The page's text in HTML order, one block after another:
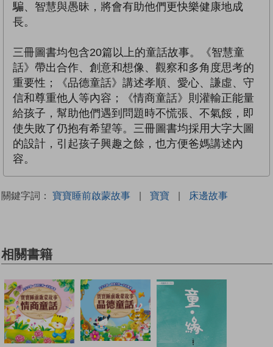
騙、智慧與愚昧，將會有助他們更快樂健康地成
長。
三冊圖書均包含20篇以上的童話故事。《智慧童
話》帶出合作、創意和想像、觀察和多角度思考的
重要性；《品德童話》講述孝順、愛心、謙虛、守
信和尊重他人等內容；《情商童話》則灌輸正能量
給孩子，幫助他們遇到問題時不慌張、不氣餒，即
使失敗了仍抱有希望等。三冊圖書均採用大字大圖
的設計，引起孩子興趣之餘，也方便爸媽講述內
容。
關鍵字詞： 寶寶睡前啟蒙故事 | 寶寶 | 床邊故事
相關書籍